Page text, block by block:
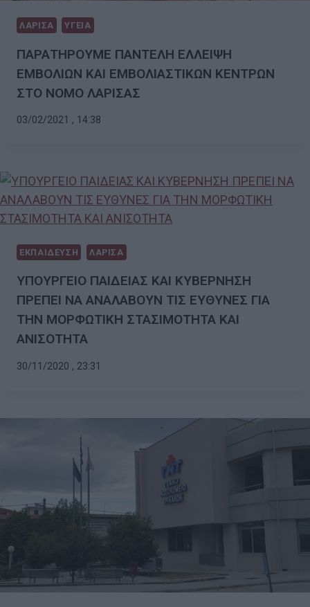
ΛΑΡΙΣΑ ΥΓΕΙΑ
ΠΑΡΑΤΗΡΟΥΜΕ ΠΑΝΤΕΛΗ ΕΛΛΕΙΨΗ
ΕΜΒΟΛΙΩΝ ΚΑΙ ΕΜΒΟΛΙΑΣΤΙΚΩΝ ΚΕΝΤΡΩΝ
ΣΤΟ ΝΟΜΟ ΛΑΡΙΣΑΣ
03/02/2021 , 14:38
ΕΚΠΑΙΔΕΥΣΗ ΛΑΡΙΣΑ
ΥΠΟΥΡΓΕΙΟ ΠΑΙΔΕΙΑΣ ΚΑΙ ΚΥΒΕΡΝΗΣΗ
ΠΡΕΠΕΙ ΝΑ ΑΝΑΛΑΒΟΥΝ ΤΙΣ ΕΥΘΥΝΕΣ ΓΙΑ
ΤΗΝ ΜΟΡΦΩΤΙΚΗ ΣΤΑΣΙΜΟΤΗΤΑ ΚΑΙ
ΑΝΙΣΟΤΗΤΑ
30/11/2020 , 23:31